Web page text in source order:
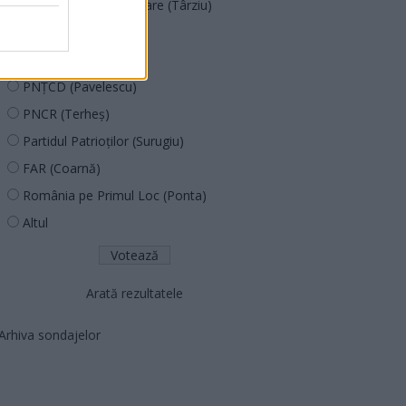
Acțiunea Conservatoare (Târziu)
PNȚCD (Pavelescu)
PNCR (Terheș)
Partidul Patrioților (Surugiu)
FAR (Coarnă)
România pe Primul Loc (Ponta)
Altul
Arată rezultatele
sondajelor